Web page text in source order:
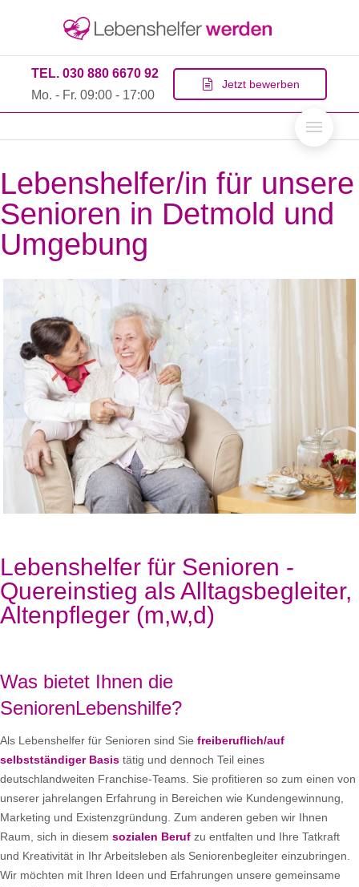
TEL. 030 880 6670 92
Mo. - Fr. 09:00 - 17:00
Jetzt bewerben
Lebenshelfer/in für unsere
Senioren in Detmold und
Umgebung
Lebenshelfer für Senioren -
Quereinstieg als Alltagsbegleiter,
Altenpfleger (m,w,d)
Was bietet Ihnen die
SeniorenLebenshilfe?
Als Lebenshelfer für Senioren sind Sie freiberuflich/auf
selbstständiger Basis tätig und dennoch Teil eines
deutschlandweiten Franchise-Teams. Sie profitieren so zum einen von
unserer jahrelangen Erfahrung in Bereichen wie Kundengewinnung,
Marketing und Existenzgründung. Zum anderen geben wir Ihnen
Raum, sich in diesem sozialen Beruf zu entfalten und Ihre Tatkraft
und Kreativität in Ihr Arbeitsleben als Seniorenbegleiter einzubringen.
Wir möchten mit Ihren Ideen und Erfahrungen unsere gemeinsame